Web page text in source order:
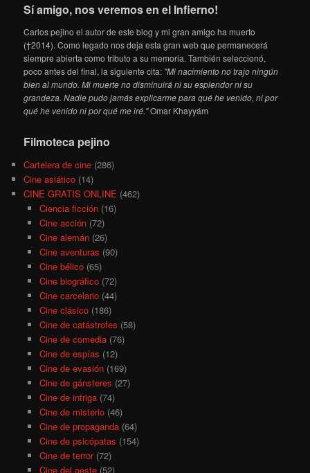
Sí amigo, nos veremos en el Infierno!
Carlos pejino el autor de este blog y mi gran amigo ha muerto
(†2014). Como legado nos deja esta gran web que permanecerá
siempre abierta como tributo a su memoria. También seleccionó,
poco antes del final, la siguiente cita: "Mi nacimiento no trajo ningún
bien al mundo. Mi muerte no disminuirá ni su esplendor ni su
grandeza. Nadie pudo jamás explicarme para qué he venido, ni por
qué he venido ni por qué me iré."Omar Khayyám
Filmoteca pejino
Cartelera de cine (286)
Cine asiático (14)
CINE GRATIS ONLINE (462)
Ciencia ficción(16)
Cine acción(72)
Cine alemán(26)
Cine aventuras (90)
Cine bélico(65)
Cine biográfico(72)
Cine carcelario(44)
Cine clásico(186)
Cine de catástrofes (58)
Cine de comedia(76)
Cine de espías (12)
Cine de evasión(169)
Cine de gánsteres (27)
Cine de intriga(74)
Cine de misterio(46)
Cine de propaganda(64)
Cine de psicópatas (154)
Cine de terror(72)
Cine del oeste(52)